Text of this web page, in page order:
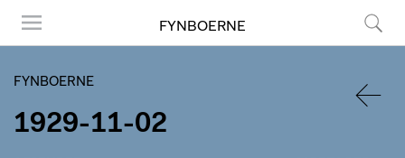
FYNBOERNE
FYNBOERNE
1929-11-02